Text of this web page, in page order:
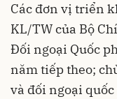
Các đơn vị triển
KL/TW của Bộ
Đối ngoại Quốc
năm tiếp theo;
và đối ngoại